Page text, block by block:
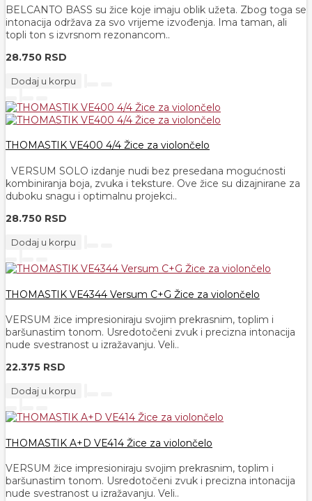
BELCANTO BASS su žice koje imaju oblik užeta. Zbog toga se
intonacija održava za svo vrijeme izvođenja. Ima taman, ali
topli ton s izvrsnom rezonancom..
28.750 RSD
Dodaj u korpu
THOMASTIK VE400 4/4 Žice za violončelo
VERSUM SOLO izdanje nudi bez presedana mogućnosti
kombiniranja boja, zvuka i teksture. Ove žice su dizajnirane za
duboku snagu i optimalnu projekci..
28.750 RSD
Dodaj u korpu
THOMASTIK VE4344 Versum C+G Žice za violončelo
VERSUM žice impresioniraju svojim prekrasnim, toplim i
baršunastim tonom. Usredotočeni zvuk i precizna intonacija
nude svestranost u izražavanju. Veli..
22.375 RSD
Dodaj u korpu
THOMASTIK A+D VE414 Žice za violončelo
VERSUM žice impresioniraju svojim prekrasnim, toplim i
baršunastim tonom. Usredotočeni zvuk i precizna intonacija
nude svestranost u izražavanju. Veli..